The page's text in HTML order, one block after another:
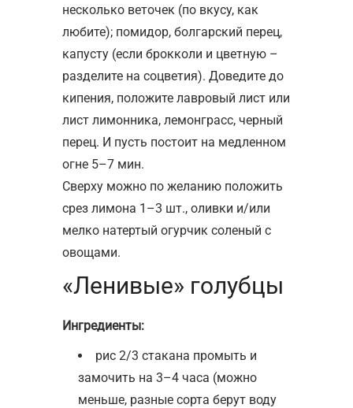
несколько веточек (по вкусу, как
любите); помидор, болгарский перец,
капусту (если брокколи и цветную –
разделите на соцветия). Доведите до
кипения, положите лавровый лист или
лист лимонника, лемонграсс, черный
перец. И пусть постоит на медленном
огне 5–7 мин.
Сверху можно по желанию положить
срез лимона 1–3 шт., оливки и/или
мелко натертый огурчик соленый с
овощами.
«Ленивые» голубцы
Ингредиенты:
рис 2/3 стакана промыть и
замочить на 3–4 часа (можно
меньше, разные сорта берут воду